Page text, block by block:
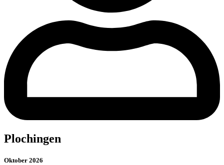
Plochingen
Oktober 2026